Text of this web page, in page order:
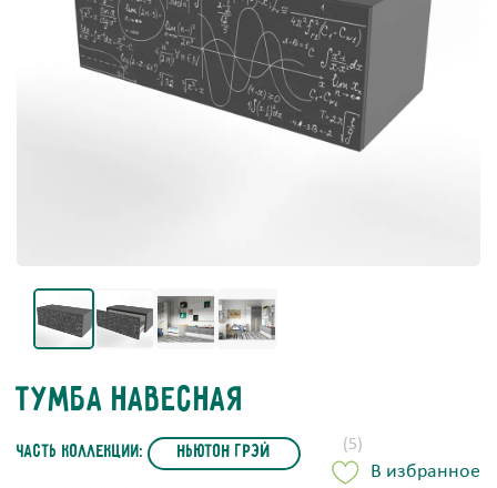
Тумба навесная
часть коллекции: Ньютон Грэй (5)
В избранное